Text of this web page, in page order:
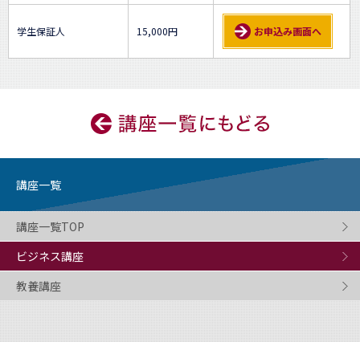
学生保証人 15,000円 お申込み画面へ
講座一覧
講座一覧TOP
ビジネス講座
教養講座